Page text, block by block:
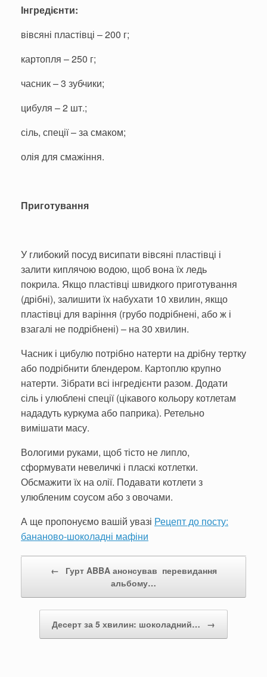
Інгредієнти:
вівсяні пластівці – 200 г;
картопля – 250 г;
часник – 3 зубчики;
цибуля – 2 шт.;
сіль, спеції – за смаком;
олія для смажіння.
Приготування
У глибокий посуд висипати вівсяні пластівці і
залити киплячою водою, щоб вона їх ледь
покрила. Якщо пластівці швидкого приготування
(дрібні), залишити їх набухати 10 хвилин, якщо
пластівці для варіння (грубо подрібнені, або ж і
взагалі не подрібнені) – на 30 хвилин.
Часник і цибулю потрібно натерти на дрібну тертку
або подрібнити блендером. Картоплю крупно
натерти. Зібрати всі інгредієнти разом. Додати
сіль і улюблені спеції (цікавого кольору котлетам
нададуть куркума або паприка). Ретельно
вимішати масу.
Вологими руками, щоб тісто не липло,
сформувати невеличкі і пласкі котлетки.
Обсмажити їх на олії. Подавати котлети з
улюбленим соусом або з овочами.
А ще пропонуємо вашій увазі Рецепт до посту:
бананово-шоколадні мафіни
←
Гурт ABBA анонсував перевидання
альбому…
Десерт за 5 хвилин: шоколадний… →